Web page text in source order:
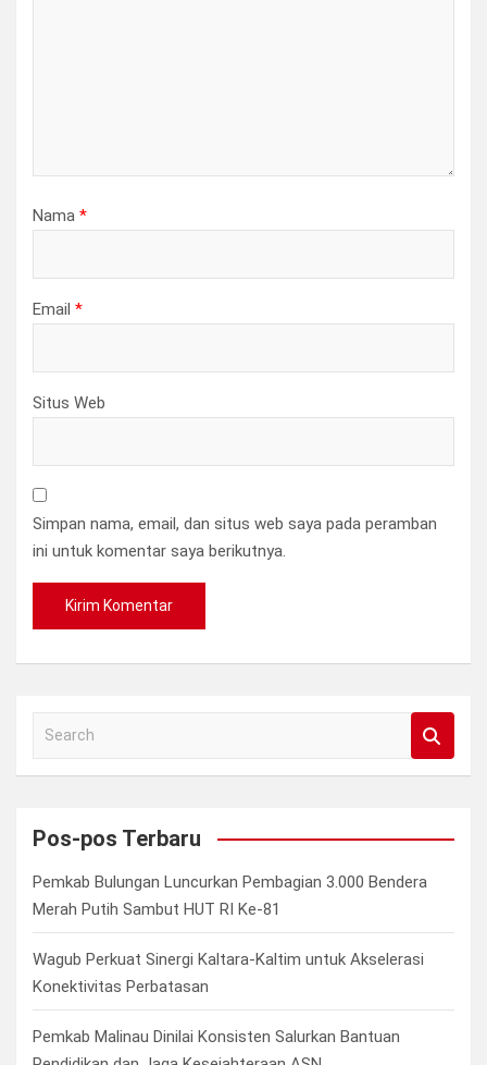
Nama *
Email *
Situs Web
Simpan nama, email, dan situs web saya pada peramban
ini untuk komentar saya berikutnya.
a
c
Pos-pos Terbaru
Pemkab Bulungan Luncurkan Pembagian 3.000 Bendera
Merah Putih Sambut HUT RI Ke-81
Wagub Perkuat Sinergi Kaltara-Kaltim untuk Akselerasi
Konektivitas Perbatasan
Pemkab Malinau Dinilai Konsisten Salurkan Bantuan